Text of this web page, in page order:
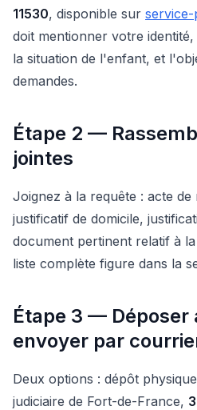
11530, disponible sur
doit mentionner votre
la situation de l'enfant, et
demandes.
Étape 2 —
jointes
Joignez à la requête : acte
justificatif de domicile,
document pertinent relatif à
liste complète figure dans la
Étape 3 — Déposer
envoyer par
Deux options : dépôt
judiciaire de Fort-de-France,